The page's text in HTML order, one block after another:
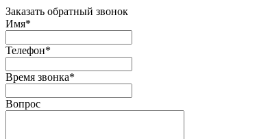
Заказать обратный звонок
Имя*
Телефон*
Время звонка*
Вопрос